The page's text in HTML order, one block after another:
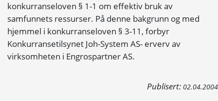
konkurranseloven § 1-1 om effektiv bruk av
samfunnets ressurser. På denne bakgrunn og med
hjemmel i konkurranseloven § 3-11, forbyr
Konkurransetilsynet Joh-System AS- erverv av
virksomheten i Engrospartner AS.
Publisert: 02.04.2004